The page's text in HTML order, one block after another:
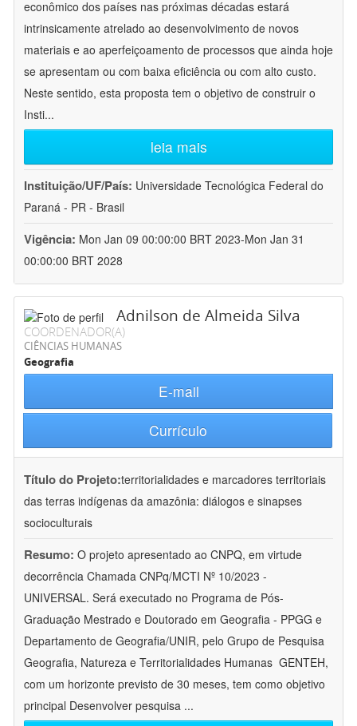
econômico dos países nas próximas décadas estará
intrinsicamente atrelado ao desenvolvimento de novos
materiais e ao aperfeiçoamento de processos que ainda hoje
se apresentam ou com baixa eficiência ou com alto custo.
Neste sentido, esta proposta tem o objetivo de construir o
Insti...
leia mais
Instituição/UF/País: Universidade Tecnológica Federal do
Paraná - PR - Brasil
Vigência: Mon Jan 09 00:00:00 BRT 2023-Mon Jan 31
00:00:00 BRT 2028
Adnilson de Almeida Silva
COORDENADOR(A)
CIÊNCIAS HUMANAS
Geografia
E-mail
Currículo
Título do Projeto:territorialidades e marcadores territoriais
das terras indígenas da amazônia: diálogos e sinapses
socioculturais
Resumo: O projeto apresentado ao CNPQ, em virtude
decorrência Chamada CNPq/MCTI Nº 10/2023 -
UNIVERSAL. Será executado no Programa de Pós-
Graduação Mestrado e Doutorado em Geografia - PPGG e
Departamento de Geografia/UNIR, pelo Grupo de Pesquisa
Geografia, Natureza e Territorialidades Humanas  GENTEH,
com um horizonte previsto de 30 meses, tem como objetivo
principal Desenvolver pesquisa ...